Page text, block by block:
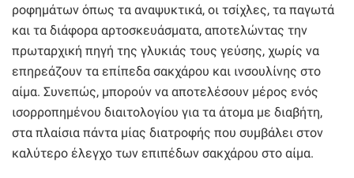
ροφημάτων όπως τα αναψυκτικά, οι τσίχλες, τα παγωτά
και τα διάφορα αρτοσκευάσματα, αποτελώντας την
πρωταρχική πηγή της γλυκιάς τους γεύσης, χωρίς να
επηρεάζουν τα επίπεδα σακχάρου και ινσουλίνης στο
αίμα. Συνεπώς, μπορούν να αποτελέσουν μέρος ενός
ισορροπημένου διαιτολογίου για τα άτομα με διαβήτη,
στα πλαίσια πάντα μίας διατροφής που συμβάλει στον
καλύτερο έλεγχο των επιπέδων σακχάρου στο αίμα.